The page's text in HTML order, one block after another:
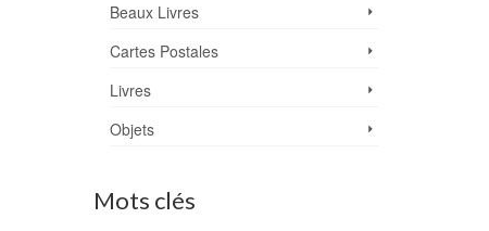
Beaux Livres
Cartes Postales
Livres
Objets
Mots clés